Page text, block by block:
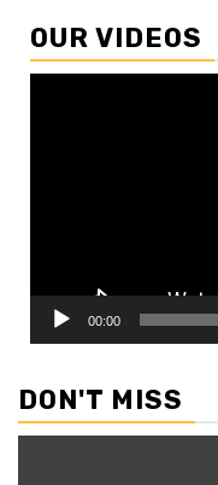
OUR VIDEOS
00:00
DON'T MISS